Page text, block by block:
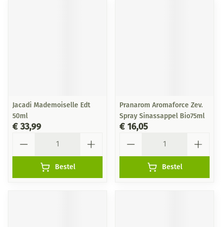
Jacadi Mademoiselle Edt
50ml
€ 33,99
Bestel
Pranarom Aromaforce Zev.
Spray Sinassappel Bio75ml
€ 16,05
Bestel